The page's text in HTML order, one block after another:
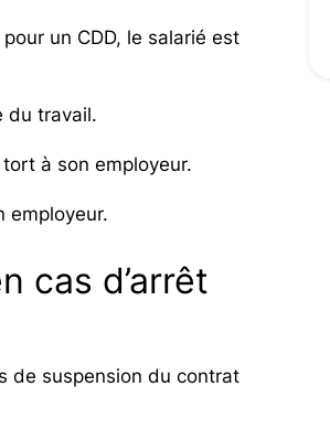
un CDD, le salarié est
du travail.
à son employeur.
employeur.
cas d’arrêt
de suspension du contrat